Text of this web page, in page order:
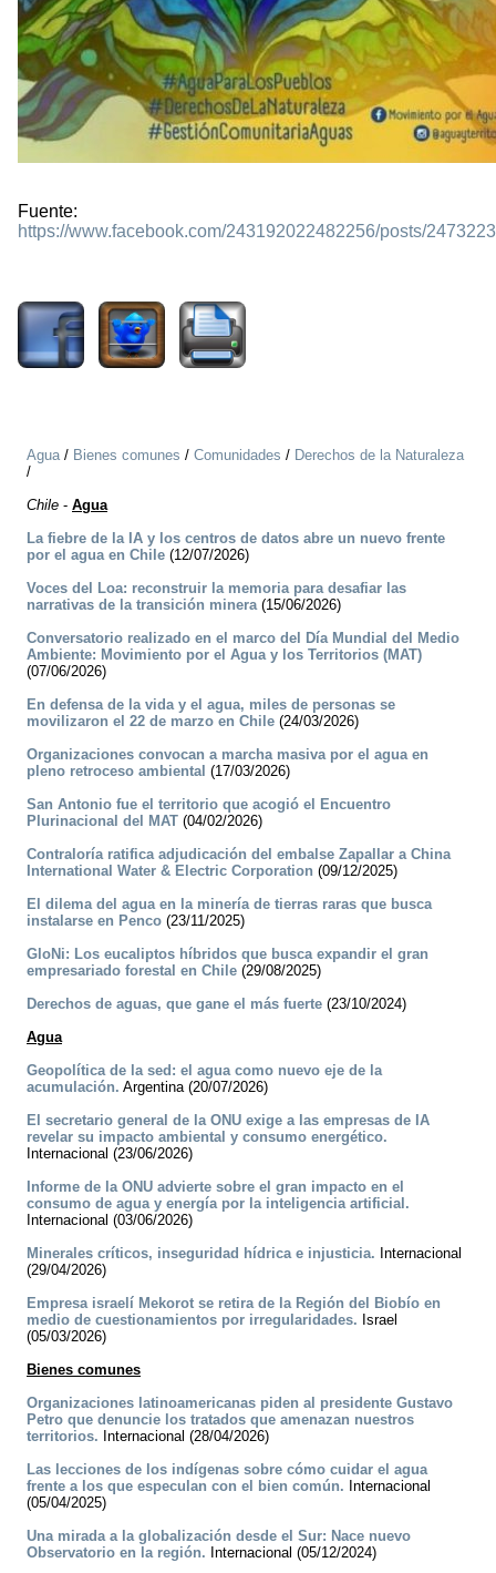
Fuente:
https://www.facebook.com/243192022482256/posts/
Agua/ Bienes comunes / Comunidades / Derechos de la Naturaleza
/
Chile - Agua
La fiebre de la IA y los centros de datos abre un nuevo frente
por el agua en Chile (12/07/2026)
Voces del Loa: reconstruir la memoria para desafiar las
narrativas de la transición minera(15/06/2026)
Conversatorio realizado en el marco del Día Mundial del Medio
Ambiente: Movimiento por el Agua y los Territorios (MAT)
(07/06/2026)
En defensa de la vida y el agua, miles de personas se
movilizaron el 22 de marzo en Chile (24/03/2026)
Organizaciones convocan a marcha masiva por el agua en
pleno retroceso ambiental (17/03/2026)
San Antonio fue el territorio que acogió el Encuentro
Plurinacional del MAT (04/02/2026)
Contraloría ratifica adjudicación del embalse Zapallar a China
International Water & Electric Corporation (09/12/2025)
El dilema del agua en la minería de tierras raras que busca
instalarse en Penco (23/11/2025)
GloNi: Los eucaliptos híbridos que busca expandir el gran
empresariado forestal en Chile (29/08/2025)
Derechos de aguas, que gane el más fuerte (23/10/2024)
Agua
Geopolítica de la sed: el agua como nuevo eje de la
acumulación. Argentina (20/07/2026)
El secretario general de la ONU exige a las empresas de IA
revelar su impacto ambiental y consumo energético.
Internacional (23/06/2026)
Informe de la ONU advierte sobre el gran impacto en el
consumo de agua y energía por la inteligencia artificial.
Internacional (03/06/2026)
Minerales críticos, inseguridad hídrica e injusticia. Internacional
(29/04/2026)
Empresa israelí Mekorot se retira de la Región del Biobío en
medio de cuestionamientos por irregularidades. Israel
(05/03/2026)
Bienes comunes
Organizaciones latinoamericanas piden al presidente Gustavo
Petro que denuncie los tratados que amenazan nuestros
territorios. Internacional (28/04/2026)
Las lecciones de los indígenas sobre cómo cuidar el agua
frente a los que especulan con el bien común. Internacional
(05/04/2025)
Una mirada a la globalización desde el Sur: Nace nuevo
Observatorio en la región. Internacional (05/12/2024)